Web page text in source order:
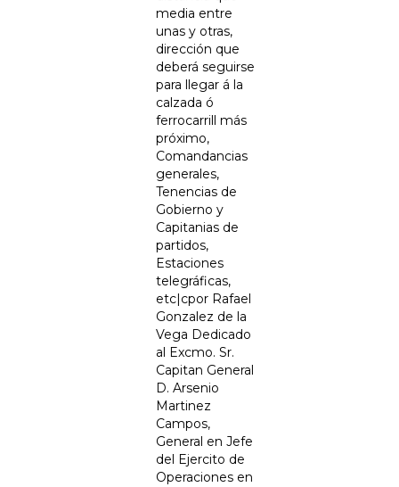
media entre
unas y otras,
dirección que
deberá seguirse
para llegar á la
calzada ó
ferrocarrill más
próximo,
Comandancias
generales,
Tenencias de
Gobierno y
Capitanias de
partidos,
Estaciones
telegráficas,
etc|cpor Rafael
Gonzalez de la
Vega Dedicado
al Excmo. Sr.
Capitan General
D. Arsenio
Martinez
Campos,
General en Jefe
del Ejercito de
Operaciones en